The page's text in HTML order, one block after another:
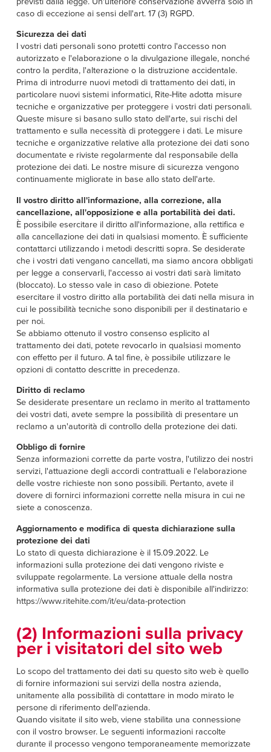
caso di eccezione ai sensi dell'art. 17 (3) RGPD.
Sicurezza dei dati
I vostri dati personali sono protetti contro l'accesso non
autorizzato e l'elaborazione o la divulgazione illegale, nonché
contro la perdita, l'alterazione o la distruzione accidentale.
Prima di introdurre nuovi metodi di trattamento dei dati, in
particolare nuovi sistemi informatici, Rite-Hite adotta misure
tecniche e organizzative per proteggere i vostri dati personali.
Queste misure si basano sullo stato dell'arte, sui rischi del
trattamento e sulla necessità di proteggere i dati. Le misure
tecniche e organizzative relative alla protezione dei dati sono
documentate e riviste regolarmente dal responsabile della
protezione dei dati. Le nostre misure di sicurezza vengono
continuamente migliorate in base allo stato dell'arte.
Il vostro diritto all'informazione, alla correzione, alla
cancellazione, all'opposizione e alla portabilità dei dati.
È possibile esercitare il diritto all'informazione, alla rettifica e
alla cancellazione dei dati in qualsiasi momento. È sufficiente
contattarci utilizzando i metodi descritti sopra. Se desiderate
che i vostri dati vengano cancellati, ma siamo ancora obbligati
per legge a conservarli, l'accesso ai vostri dati sarà limitato
(bloccato). Lo stesso vale in caso di obiezione. Potete
esercitare il vostro diritto alla portabilità dei dati nella misura in
cui le possibilità tecniche sono disponibili per il destinatario e
per noi.
Se abbiamo ottenuto il vostro consenso esplicito al
trattamento dei dati, potete revocarlo in qualsiasi momento
con effetto per il futuro. A tal fine, è possibile utilizzare le
opzioni di contatto descritte in precedenza.
Diritto di reclamo
Se desiderate presentare un reclamo in merito al trattamento
dei vostri dati, avete sempre la possibilità di presentare un
reclamo a un'autorità di controllo della protezione dei dati.
Obbligo di fornire
Senza informazioni corrette da parte vostra, l'utilizzo dei nostri
servizi, l'attuazione degli accordi contrattuali e l'elaborazione
delle vostre richieste non sono possibili. Pertanto, avete il
dovere di fornirci informazioni corrette nella misura in cui ne
siete a conoscenza.
Aggiornamento e modifica di questa dichiarazione sulla
protezione dei dati
Lo stato di questa dichiarazione è il 15.09.2022. Le
informazioni sulla protezione dei dati vengono riviste e
sviluppate regolarmente. La versione attuale della nostra
informativa sulla protezione dei dati è disponibile all'indirizzo:
https://www.ritehite.com/it/eu/data-protection
(2) Informazioni sulla privacy
per i visitatori del sito web
Lo scopo del trattamento dei dati su questo sito web è quello
di fornire informazioni sui servizi della nostra azienda,
unitamente alla possibilità di contattare in modo mirato le
persone di riferimento dell'azienda.
Quando visitate il sito web, viene stabilita una connessione
con il vostro browser. Le seguenti informazioni raccolte
durante il processo vengono temporaneamente memorizzate